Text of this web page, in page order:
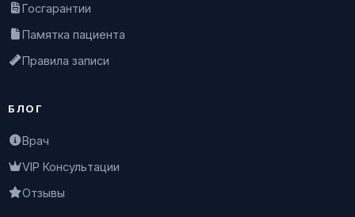
Госгарантии
Памятка пациента
Правила записи
БЛОГ
Врач
VIP Консультации
Отзывы